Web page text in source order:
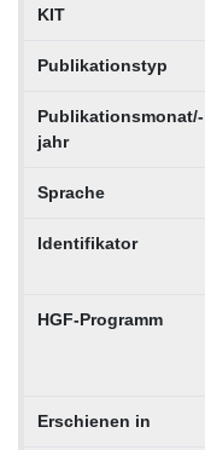
KIT
Publikationstyp
Publikationsmonat/-
jahr
Sprache
Identifikator
HGF-Programm
Erschienen in